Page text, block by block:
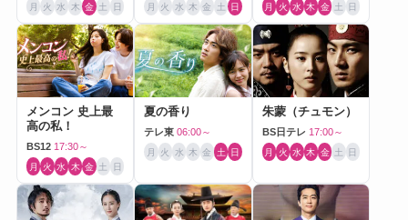
月 火 水 木 金 土 日 月 火 水 木 金 土 日 月 火 水 木 金 土 日
メンコン 史上最
高の私！
BS12 17:30～
月 火 水 木 金 土 日
夏の香り
テレ東 06:00～
月 火 水 木 金 土 日
朱蒙（チュモン）
BS日テレ 17:00～
月 火 水 木 金 土 日